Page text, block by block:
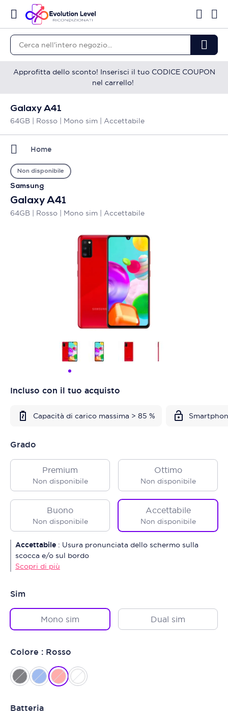
Approfitta dello sconto! Inserisci il tuo CODICE COUPON
nel carrello!
Galaxy A41
64GB | Rosso | Mono sim | Accettabile
Home
Samsung
Galaxy A41
64GB | Rosso | Mono sim | Accettabile
Non disponibile
Incluso con il tuo acquisto
Capacità di carico massima > 85 %
Grado
Premium
Non disponibile
Ottimo
Non disponibile
Buono
Non disponibile
Accettabile
Non disponibile
Accettabile : Usura pronunciata dello schermo sulla
scocca e/o sul bordo
Scopri di più
Sim
Mono sim Dual sim
Colore : Rosso
Batteria